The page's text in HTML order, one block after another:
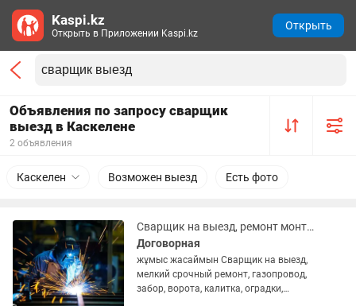
Объявления по запросу сварщик
выезд в Каскелене
2 объявления
Каскелен Возможен выезд Есть фото
Сварщик на выезд, ремонт монтаж
Договорная
жұмыс жасаймын Сварщик на выезд,
мелкий срочный ремонт, газопровод,
забор, ворота, калитка, оградки,
Kaspi.kz
Открыть в Приложении Kaspi.kz
Открыть